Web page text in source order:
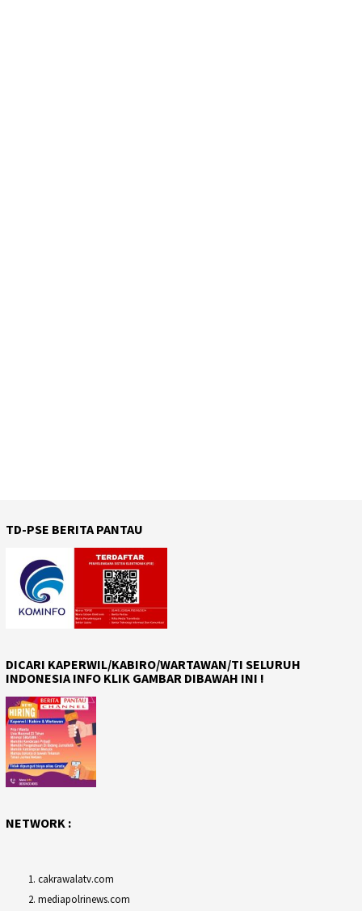
TD-PSE BERITA PANTAU
DICARI KAPERWIL/KABIRO/WARTAWAN/TI SELURUH
INDONESIA INFO KLIK GAMBAR DIBAWAH INI !
NETWORK :
cakrawalatv.com
mediapolrinews.com